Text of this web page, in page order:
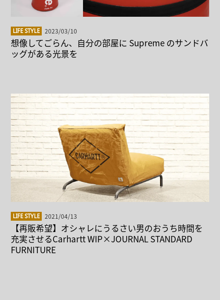
LIFE STYLE 2023/03/10
想像してごらん、自分の部屋に Supreme のサンドバ
ッグがある光景を
LIFE STYLE 2021/04/13
【再販希望】オシャレにうるさい男のおうち時間を
充実させるCarhartt WIP×JOURNAL STANDARD
FURNITURE